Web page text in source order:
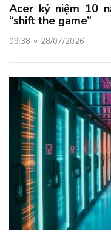
Acer kỷ niệm 10
“shift the game”
09:38 28/07/2026